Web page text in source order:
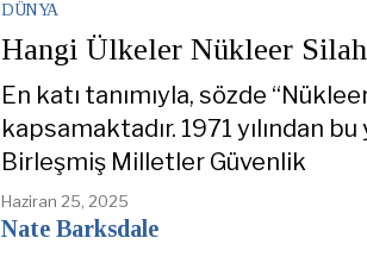
DÜNYA
Hangi Ülkeler Nükleer
En katı tanımıyla, sözde
kapsamaktadır. 1971 yılından
Birleşmiş Milletler Güvenlik
Haziran 25, 2025
Nate Barksdale